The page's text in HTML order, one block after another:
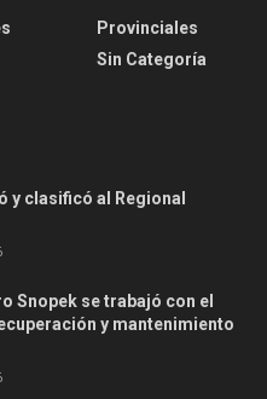
Provinciales
Sin Categoría
y clasificó al Regional
Snopek se trabajó con el
y mantenimiento